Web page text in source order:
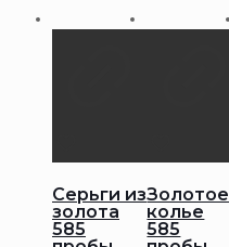
Серьги из
золота
585
Золотое
колье
585